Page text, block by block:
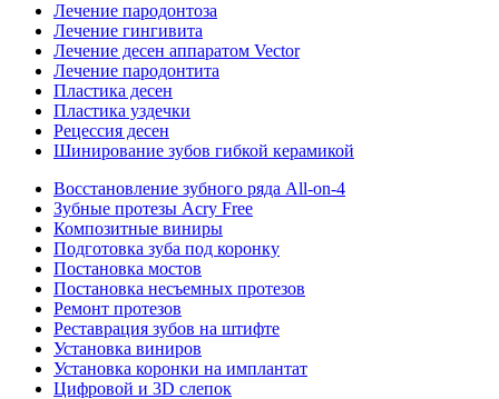
Лечение пародонтоза
Лечение гингивита
Лечение десен аппаратом Vector
Лечение пародонтита
Пластика десен
Пластика уздечки
Рецессия десен
Шинирование зубов гибкой керамикой
Восстановление зубного ряда All‑on‑4
Зубные протезы Acry Free
Композитные виниры
Подготовка зуба под коронку
Постановка мостов
Постановка несъемных протезов
Ремонт протезов
Реставрация зубов на штифте
Установка виниров
Установка коронки на имплантат
Цифровой и 3D слепок